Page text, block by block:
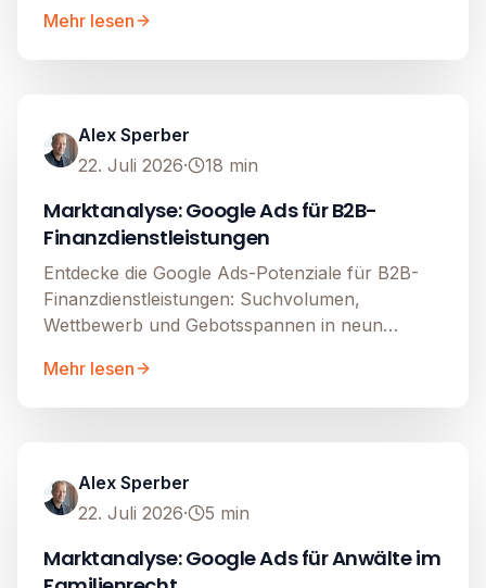
Mehr lesen
Alex Sperber
22. Juli 2026· 18 min
Marktanalyse: Google Ads für B2B-
Finanzdienstleistungen
Entdecke die Google Ads-Potenziale für B2B-
Finanzdienstleistungen: Suchvolumen,
Wettbewerb und Gebotsspannen in neun
Mehr lesen
Alex Sperber
22. Juli 2026· 5 min
Marktanalyse: Google Ads für Anwälte im